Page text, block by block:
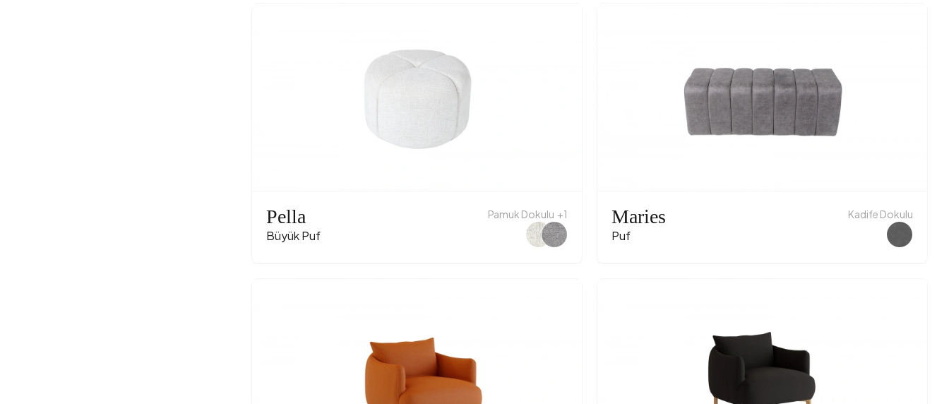
Pella
Büyük Puf
Pamuk Dokulu +1 Maries
Puf
Kadife Dokulu